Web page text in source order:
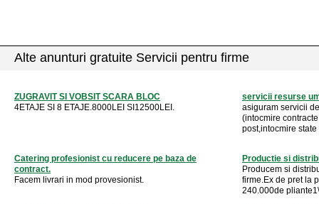
Alte anunturi gratuite Servicii pentru firme
ZUGRAVIT SI VOBSIT SCARA BLOC
4ETAJE SI 8 ETAJE.8000LEI SI12500LEI.
servicii resurse
asiguram servicii
(intocmire
post,intocmire
Catering profesionist cu reducere pe baza de
contract.
Facem livrari in mod provesionist.
Productie si
Producem si
firme.Ex de pret la
240.000de